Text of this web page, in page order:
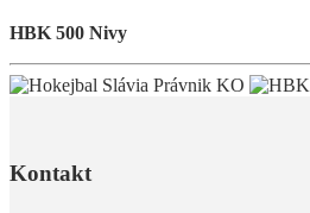
HBK 500 Nivy
KO
Kontakt